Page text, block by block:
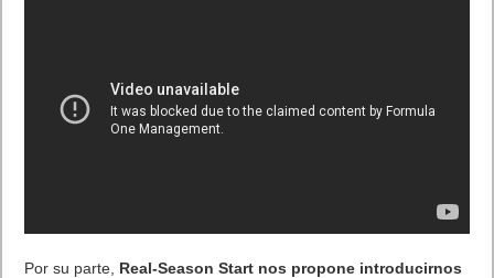
Por su parte, Real-Season Start nos propone introducirnos